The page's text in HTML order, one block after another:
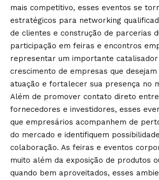
mais competitivo, esses eventos se
estratégicos para networking
de clientes e construção de parcerias
participação em feiras e encontros
representar um importante
crescimento de empresas que
atuação e fortalecer sua presença no
Além de promover contato direto
fornecedores e investidores, esses
que empresários acompanhem de
do mercado e identifiquem
colaboração. As feiras e eventos
muito além da exposição de produtos
quando bem aproveitados, esses